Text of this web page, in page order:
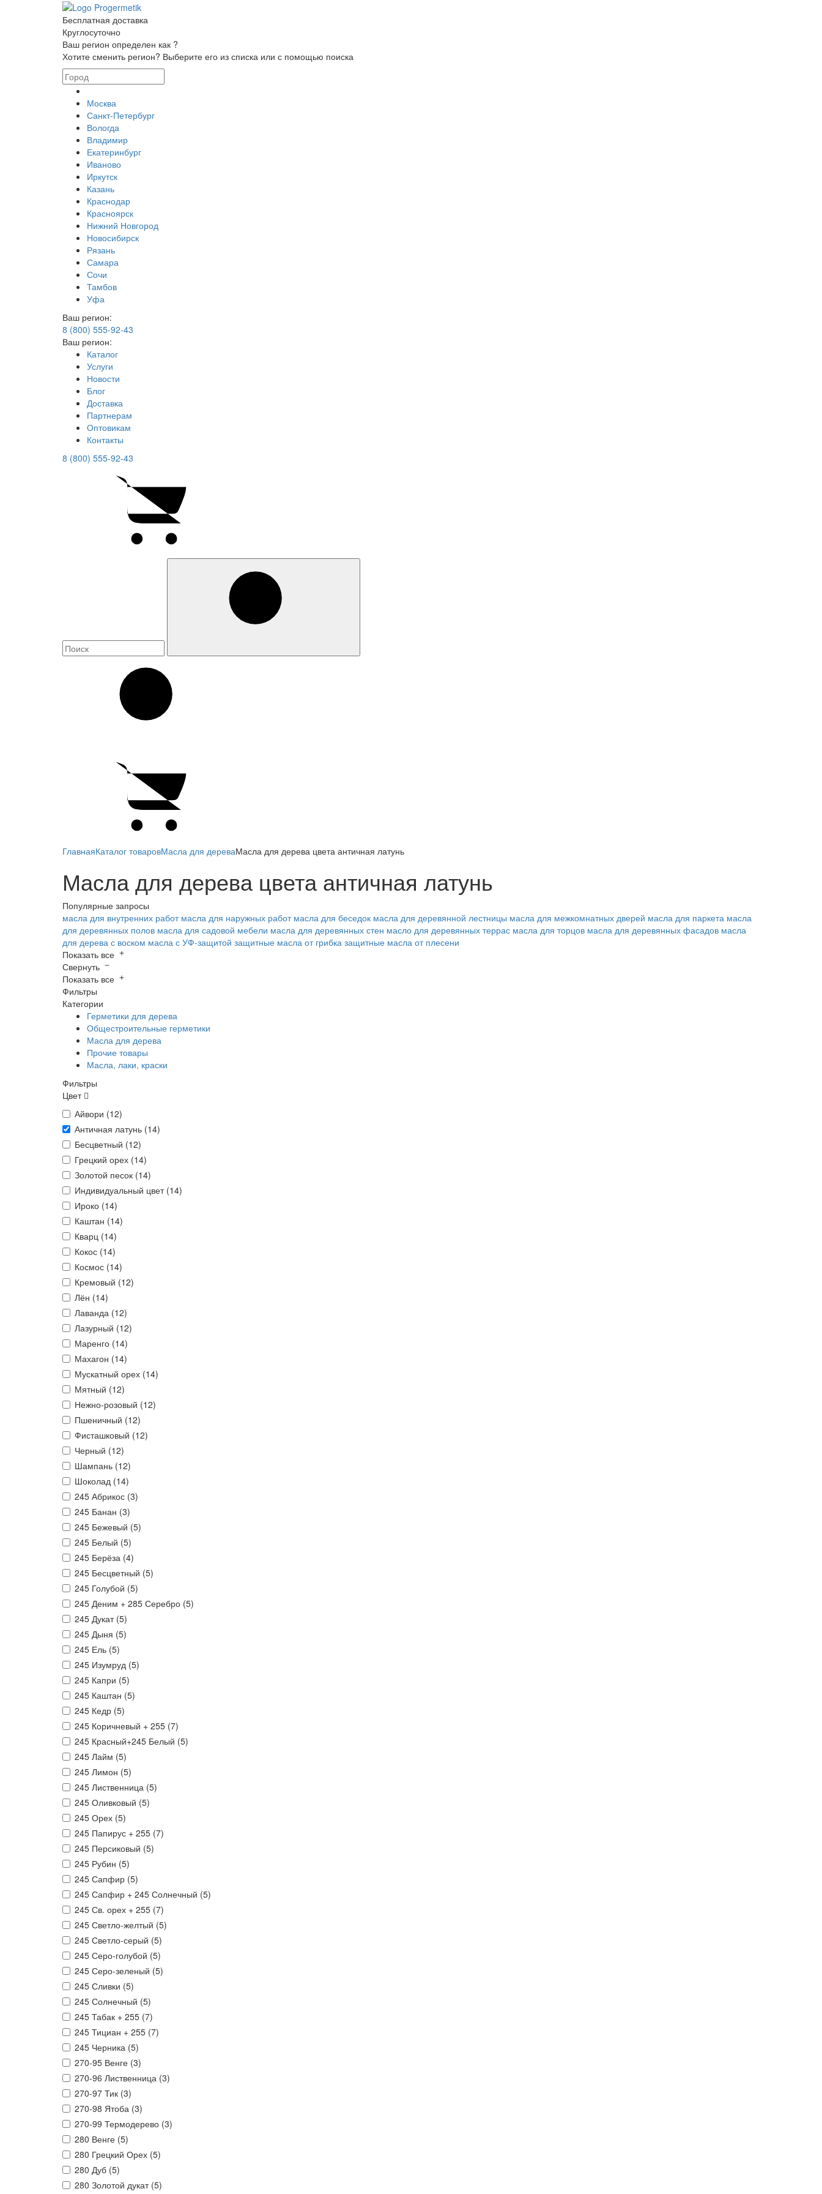
Бесплатная доставка
Круглосуточно
Ваш регион определен как ?
Хотите сменить регион? Выберите его из списка или с помощью поиска
Москва
Санкт-Петербург
Вологда
Владимир
Екатеринбург
Иваново
Иркутск
Казань
Краснодар
Красноярск
Нижний Новгород
Новосибирск
Рязань
Самара
Сочи
Тамбов
Уфа
Ваш регион:
8 (800) 555-92-43
Ваш регион:
Каталог
Услуги
Новости
Блог
Доставка
Партнерам
Оптовикам
Контакты
8 (800) 555-92-43
ГлавнаяКаталог товаровМасла для дереваМасла для дерева цвета античная латунь
Масла для дерева цвета античная латунь
Популярные запросы
масла для внутренних работ масла для наружных работ масла для беседок масла для деревянной лестницы масла для межкомнатных дверей масла для паркета масла
для деревянных полов масла для садовой мебели масла для деревянных стен масло для деревянных террас масла для торцов масла для деревянных фасадов масла
для дерева с воском масла с УФ-защитой защитные масла от грибка защитные масла от плесени
Показать все
Свернуть
Показать все
Фильтры
Категории
Герметики для дерева
Общестроительные герметики
Масла для дерева
Прочие товары
Масла, лаки, краски
Фильтры
Цвет
Айвори (12)
Античная латунь (14)
Бесцветный (12)
Грецкий орех (14)
Золотой песок (14)
Индивидуальный цвет (14)
Ироко (14)
Каштан (14)
Кварц (14)
Кокос (14)
Космос (14)
Кремовый (12)
Лён (14)
Лаванда (12)
Лазурный (12)
Маренго (14)
Махагон (14)
Мускатный орех (14)
Мятный (12)
Нежно-розовый (12)
Пшеничный (12)
Фисташковый (12)
Черный (12)
Шампань (12)
Шоколад (14)
245 Абрикос (3)
245 Банан (3)
245 Бежевый (5)
245 Белый (5)
245 Берёза (4)
245 Бесцветный (5)
245 Голубой (5)
245 Деним + 285 Серебро (5)
245 Дукат (5)
245 Дыня (5)
245 Ель (5)
245 Изумруд (5)
245 Капри (5)
245 Каштан (5)
245 Кедр (5)
245 Коричневый + 255 (7)
245 Красный+245 Белый (5)
245 Лайм (5)
245 Лимон (5)
245 Лиственница (5)
245 Оливковый (5)
245 Орех (5)
245 Папирус + 255 (7)
245 Персиковый (5)
245 Рубин (5)
245 Сапфир (5)
245 Сапфир + 245 Солнечный (5)
245 Св. орех + 255 (7)
245 Светло-желтый (5)
245 Светло-серый (5)
245 Серо-голубой (5)
245 Серо-зеленый (5)
245 Сливки (5)
245 Солнечный (5)
245 Табак + 255 (7)
245 Тициан + 255 (7)
245 Черника (5)
270-95 Венге (3)
270-96 Лиственница (3)
270-97 Тик (3)
270-98 Ятоба (3)
270-99 Термодерево (3)
280 Венге (5)
280 Грецкий Орех (5)
280 Дуб (5)
280 Золотой дукат (5)